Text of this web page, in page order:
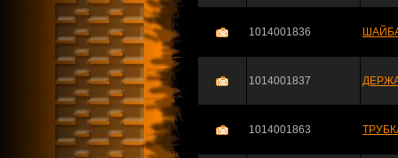
1014001836
1014001837
1014001863